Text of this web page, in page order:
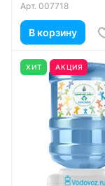
Арт. 007718
В корзину
ХИТ АКЦИЯ